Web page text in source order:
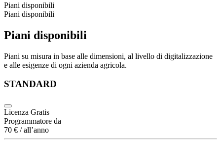
Piani disponibili
Piani disponibili
Piani disponibili
Piani su misura in base alle dimensioni, al livello di digitalizzazione
e alle esigenze di ogni azienda agricola.
STANDARD
Licenza Gratis
Programmatore da
70 € / all’anno